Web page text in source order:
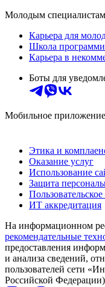
Молодым специалистам
Карьера для
Школа
Карьера в
Боты для
Мобильное приложение
Этика и
Оказание услуг
Использование
Защита
ИТ аккредитация
На информационном
рекомендательные
предоставления
и анализа сведений,
пользователей сети
Российской Федерации)